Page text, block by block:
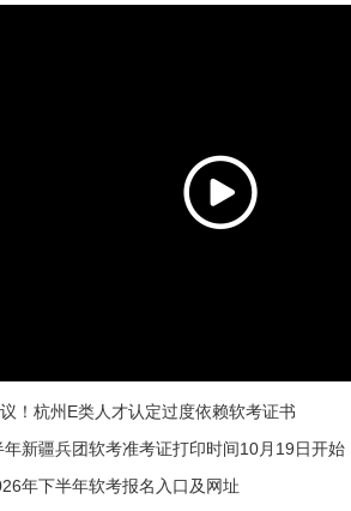
！杭州E类人才认定过度依赖软考证书
年新疆兵团软考准考证打印时间10月19日开始
年下半年软考报名入口及网址